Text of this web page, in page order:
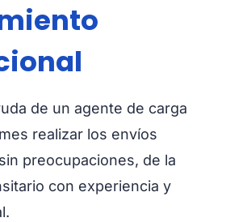
de un agente de carga
realizar los envíos
preocupaciones, de la
con experiencia y